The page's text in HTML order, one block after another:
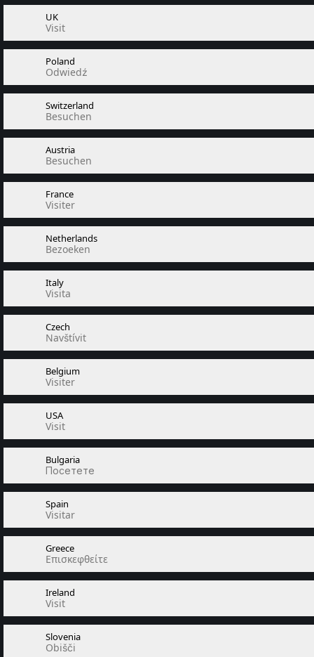
UK
Visit
Poland
Odwiedź
Switzerland
Besuchen
Austria
Besuchen
France
Visiter
Netherlands
Bezoeken
Italy
Visita
Czech
Navštívit
Belgium
Visiter
USA
Visit
Bulgaria
Посетете
Spain
Visitar
Greece
Επισκεφθείτε
Ireland
Visit
Slovenia
Obišči